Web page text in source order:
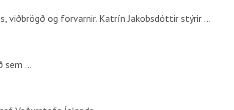
viðbrögð og forvarnir. Katrín Jakobsdóttir stýrir …
sem …